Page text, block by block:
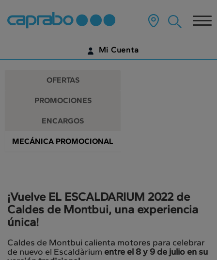
Promociones
y
descuentos
en
nuestros
supermercados
contenido
página
Mi Cuenta
¿AÚN NO TIENES UNA CUENTA DIGITAL?
OFERTAS
PROMOCIONES
ENCARGOS
MECÁNICA PROMOCIONAL
¡Vuelve EL ESCALDARIUM 2022 de
Caldes de Montbui, una experiencia
única!
Caldes de Montbui calienta motores para celebrar
de nuevo el Escaldàrium entre el 8 y 9 de julio en su